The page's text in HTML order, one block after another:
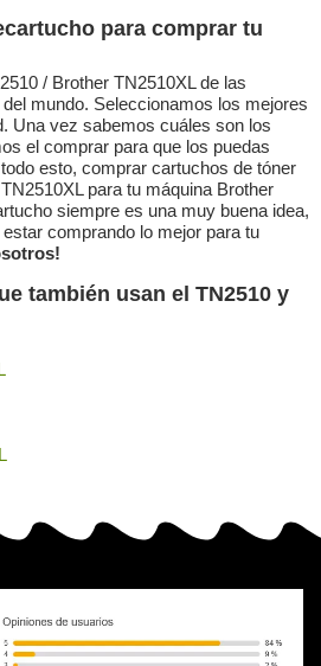
para comprar tu
/ Brother TN2510XL de las
mundo. Seleccionamos los mejores
Una vez sabemos cuáles son los
el comprar para que los puedas
esto, comprar cartuchos de tóner
para tu máquina Brother
siempre es una muy buena idea,
comprando lo mejor para tu
también usan el TN2510 y